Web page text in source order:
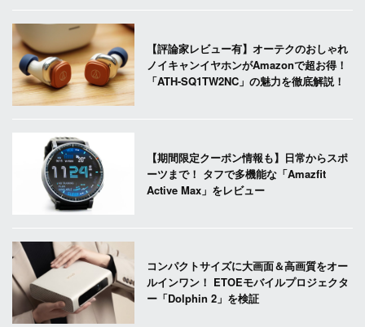
【評論家レビュー有】オーテクのおしゃれ
ノイキャンイヤホンがAmazonで超お得！
「ATH-SQ1TW2NC」の魅力を徹底解説！
【期間限定クーポン情報も】日常からスポ
ーツまで！ タフで多機能な「Amazfit
Active Max」をレビュー
コンパクトサイズに大画面＆高画質をオー
ルインワン！ ETOEモバイルプロジェクタ
ー「Dolphin 2」を検証